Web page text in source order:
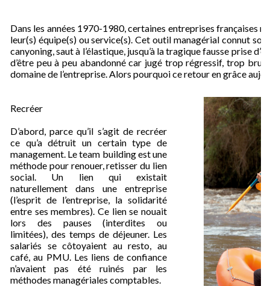
Dans les années 1970-1980, certaines entreprises françaises
leur(s) équipe(s) ou service(s). Cet outil managérial connut
canyoning, saut à l’élastique, jusqu’à la tragique fausse prise
d’être peu à peu abandonné car jugé trop régressif, trop
domaine de l’entreprise. Alors pourquoi ce retour en grâce
Recréer
D’abord, parce qu’il s’agit de recréer
ce qu’a détruit un certain type de
management. Le team building est une
méthode pour renouer, retisser du lien
social. Un lien qui existait
naturellement dans une entreprise
(l’esprit de l’entreprise, la solidarité
entre ses membres). Ce lien se nouait
lors des pauses (interdites ou
limitées), des temps de déjeuner. Les
salariés se côtoyaient au resto, au
café, au PMU. Les liens de confiance
n’avaient pas été ruinés par les
méthodes managériales comptables.